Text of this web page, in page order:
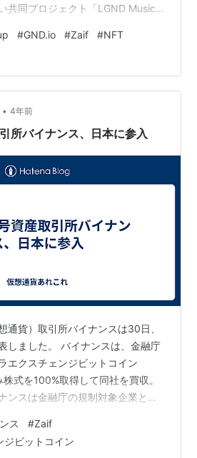
共同プロジェクト「LGND Music」
が所有権を獲得できるようにしま
ティストは、アプリとデスクトッ
両方でNFTを発売し、ファンがお
トの特別なコンテンツや体験を楽
うです。 同プラットフォー…
#GND.io #Zaif #NFT
• 4年前
所バイナンス、日本に参入
通貨）取引所バイナンスは30日、
しました。 バイナンスは、金融庁
エクスチェンジビットコイン
株式を100%取得して同社を買収。
ンスは金融庁の規制対象企業とし
とみられています。 バイナンス
ア、スペイン、バーレーン、アブ
ス #Zaif
ジビットコイン